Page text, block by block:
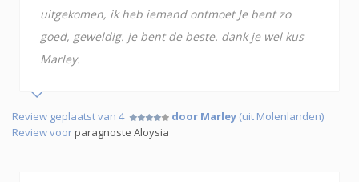
uitgekomen, ik heb iemand ontmoet Je bent zo
goed, geweldig. je bent de beste. dank je wel kus
Marley.
Review geplaatst van 4 door Marley (uit Molenlanden)
Review voorparagnoste Aloysia